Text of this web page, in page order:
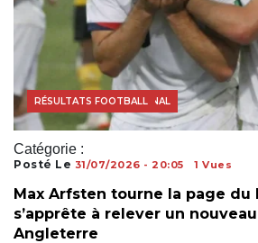
Catégorie :
COUPE DU MONDE
FOOTBALL INTERNATIONAL
RÉSULTATS FOOTBALL
Posté Le 31/07/2026 - 20:05 1 Vues
Max Arfsten tourne la page du
s’apprête à relever un
Angleterre